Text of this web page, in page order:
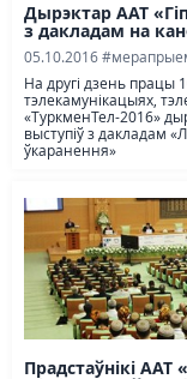
Дырэктар ААТ
з дакладам на
05.10.2016
На другі дзень працы
тэлекамунікацыях,
«ТуркменТел-2016»
выступіў з дакладам
ўкаранення»
Прадстаўнікі ААТ